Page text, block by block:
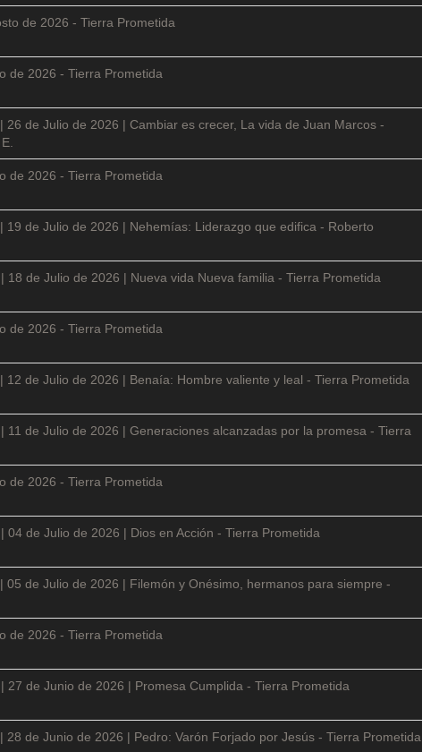
de 2026 - Tierra Prometida
de 2026 - Tierra Prometida
26 de Julio de 2026 | Cambiar es crecer, La vida de Juan Marcos -
de 2026 - Tierra Prometida
19 de Julio de 2026 | Nehemías: Liderazgo que edifica - Roberto
18 de Julio de 2026 | Nueva vida Nueva familia - Tierra Prometida
de 2026 - Tierra Prometida
12 de Julio de 2026 | Benaía: Hombre valiente y leal - Tierra Prometida
11 de Julio de 2026 | Generaciones alcanzadas por la promesa - Tierra
de 2026 - Tierra Prometida
04 de Julio de 2026 | Dios en Acción - Tierra Prometida
05 de Julio de 2026 | Filemón y Onésimo, hermanos para siempre -
de 2026 - Tierra Prometida
27 de Junio de 2026 | Promesa Cumplida - Tierra Prometida
28 de Junio de 2026 | Pedro: Varón Forjado por Jesús - Tierra Prometida